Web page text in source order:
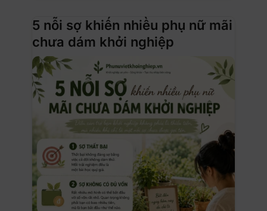
5 nỗi sợ khiến nhiều phụ nữ mãi
chưa dám khởi nghiệp